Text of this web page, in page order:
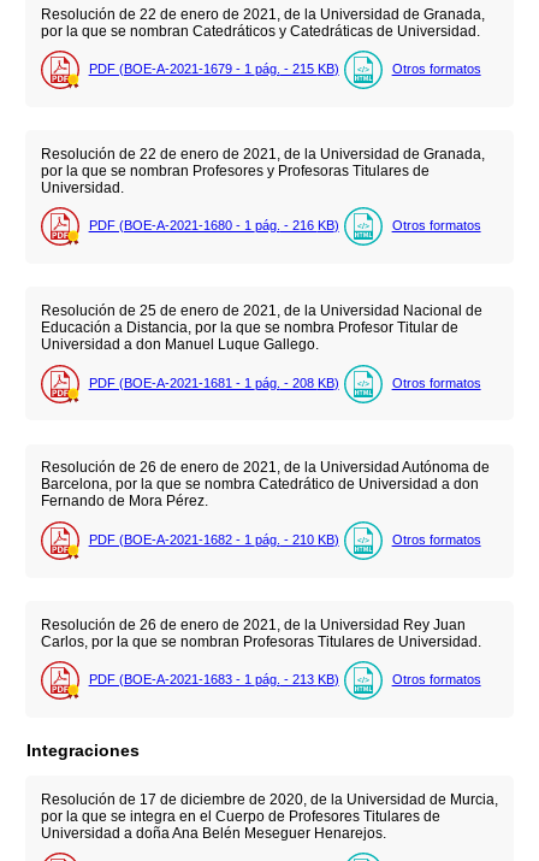
Resolución de 22 de enero de 2021, de la Universidad de Granada,
por la que se nombran Catedráticos y Catedráticas de Universidad.
PDF (BOE-A-2021-1679 - 1 pág. - 215 KB) Otros formatos
Resolución de 22 de enero de 2021, de la Universidad de Granada,
por la que se nombran Profesores y Profesoras Titulares de
Universidad.
PDF (BOE-A-2021-1680 - 1 pág. - 216 KB) Otros formatos
Resolución de 25 de enero de 2021, de la Universidad Nacional de
Educación a Distancia, por la que se nombra Profesor Titular de
Universidad a don Manuel Luque Gallego.
PDF (BOE-A-2021-1681 - 1 pág. - 208 KB) Otros formatos
Resolución de 26 de enero de 2021, de la Universidad Autónoma de
Barcelona, por la que se nombra Catedrático de Universidad a don
Fernando de Mora Pérez.
PDF (BOE-A-2021-1682 - 1 pág. - 210 KB) Otros formatos
Resolución de 26 de enero de 2021, de la Universidad Rey Juan
Carlos, por la que se nombran Profesoras Titulares de Universidad.
PDF (BOE-A-2021-1683 - 1 pág. - 213 KB) Otros formatos
Integraciones
Resolución de 17 de diciembre de 2020, de la Universidad de Murcia,
por la que se integra en el Cuerpo de Profesores Titulares de
Universidad a doña Ana Belén Meseguer Henarejos.